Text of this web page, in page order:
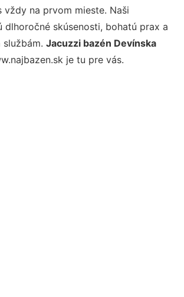
vždy na prvom mieste. Naši
dlhoročné skúsenosti, bohatú prax a
službám. Jacuzzi bazén Devínska
je tu pre vás.